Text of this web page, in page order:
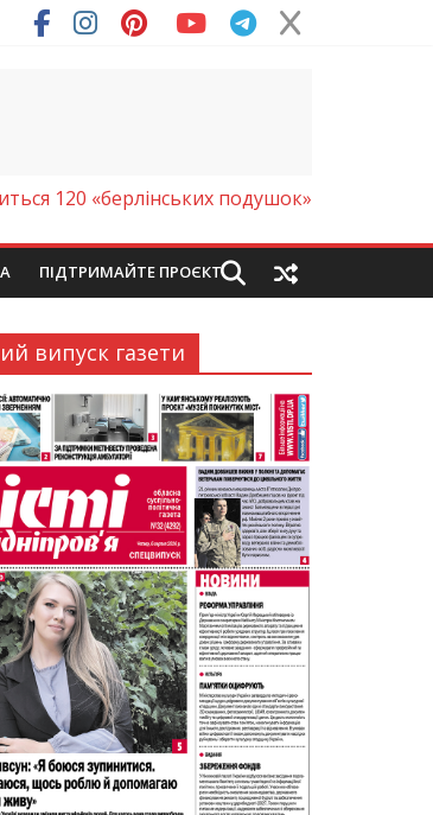
120 «берлінських подушок»
ПІДТРИМАЙТЕ ПРОЄКТ
випуск газети